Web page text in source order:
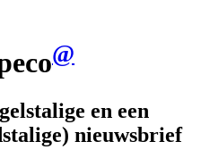
@
en een
nieuwsbrief